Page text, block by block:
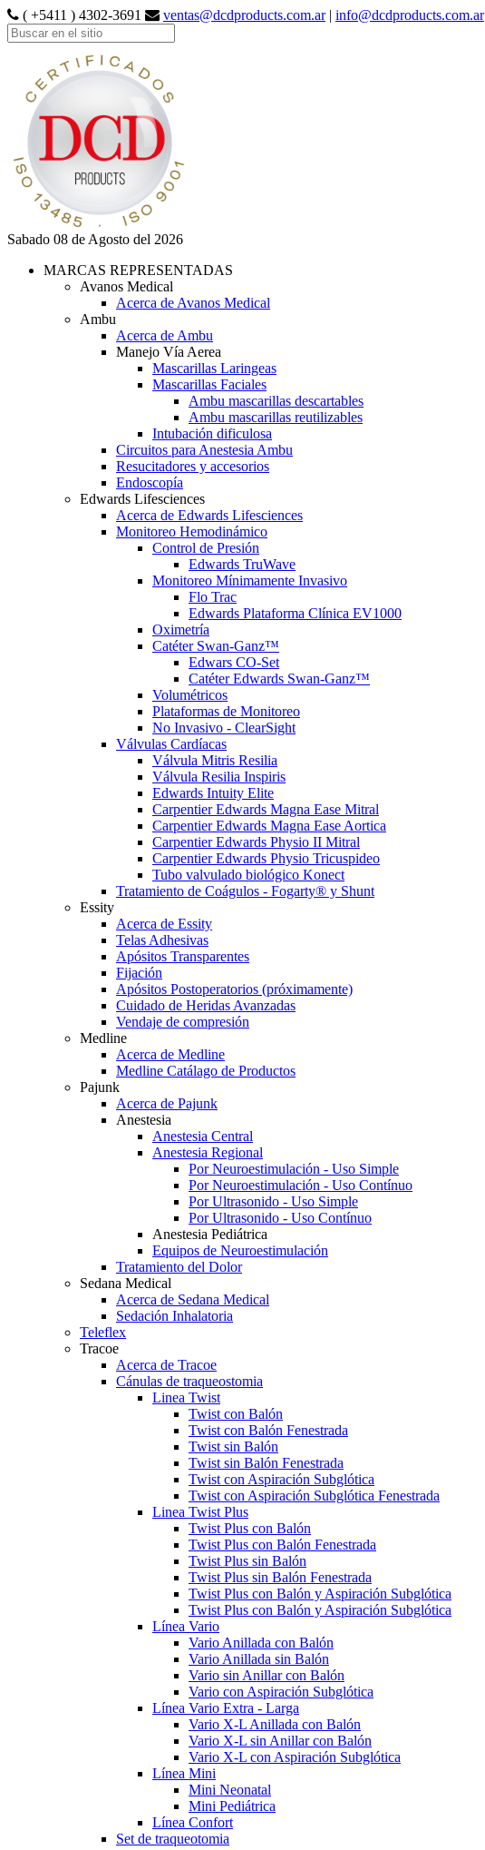
( +5411 ) 4302-3691 ventas@dcdproducts.com.ar| info@dcdproducts.com.ar
Sabado 08 de Agosto del 2026
MARCAS REPRESENTADAS
Avanos Medical
Acerca de Avanos Medical
Ambu
Acerca de Ambu
Manejo Vía Aerea
Mascarillas Laringeas
Mascarillas Faciales
Ambu mascarillas descartables
Ambu mascarillas reutilizables
Intubación dificulosa
Circuitos para Anestesia Ambu
Resucitadores y accesorios
Endoscopía
Edwards Lifesciences
Acerca de Edwards Lifesciences
Monitoreo Hemodinámico
Control de Presión
Edwards TruWave
Monitoreo Mínimamente Invasivo
Flo Trac
Edwards Plataforma Clínica EV1000
Oximetría
Catéter Swan-Ganz™
Edwars CO-Set
Catéter Edwards Swan-Ganz™
Volumétricos
Plataformas de Monitoreo
No Invasivo - ClearSight
Válvulas Cardíacas
Válvula Mitris Resilia
Válvula Resilia Inspiris
Edwards Intuity Elite
Carpentier Edwards Magna Ease Mitral
Carpentier Edwards Magna Ease Aortica
Carpentier Edwards Physio II Mitral
Carpentier Edwards Physio Tricuspideo
Tubo valvulado biológico Konect
Tratamiento de Coágulos - Fogarty® y Shunt
Essity
Acerca de Essity
Telas Adhesivas
Apósitos Transparentes
Fijación
Apósitos Postoperatorios (próximamente)
Cuidado de Heridas Avanzadas
Vendaje de compresión
Medline
Acerca de Medline
Medline Catálago de Productos
Pajunk
Acerca de Pajunk
Anestesia
Anestesia Central
Anestesia Regional
Por Neuroestimulación - Uso Simple
Por Neuroestimulación - Uso Contínuo
Por Ultrasonido - Uso Simple
Por Ultrasonido - Uso Contínuo
Anestesia Pediátrica
Equipos de Neuroestimulación
Tratamiento del Dolor
Sedana Medical
Acerca de Sedana Medical
Sedación Inhalatoria
Teleflex
Tracoe
Acerca de Tracoe
Cánulas de traqueostomia
Linea Twist
Twist con Balón
Twist con Balón Fenestrada
Twist sin Balón
Twist sin Balón Fenestrada
Twist con Aspiración Subglótica
Twist con Aspiración Subglótica Fenestrada
Linea Twist Plus
Twist Plus con Balón
Twist Plus con Balón Fenestrada
Twist Plus sin Balón
Twist Plus sin Balón Fenestrada
Twist Plus con Balón y Aspiración Subglótica
Twist Plus con Balón y Aspiración Subglótica
Línea Vario
Vario Anillada con Balón
Vario Anillada sin Balón
Vario sin Anillar con Balón
Vario con Aspiración Subglótica
Línea Vario Extra - Larga
Vario X-L Anillada con Balón
Vario X-L sin Anillar con Balón
Vario X-L con Aspiración Subglótica
Línea Mini
Mini Neonatal
Mini Pediátrica
Línea Confort
Set de traqueotomia